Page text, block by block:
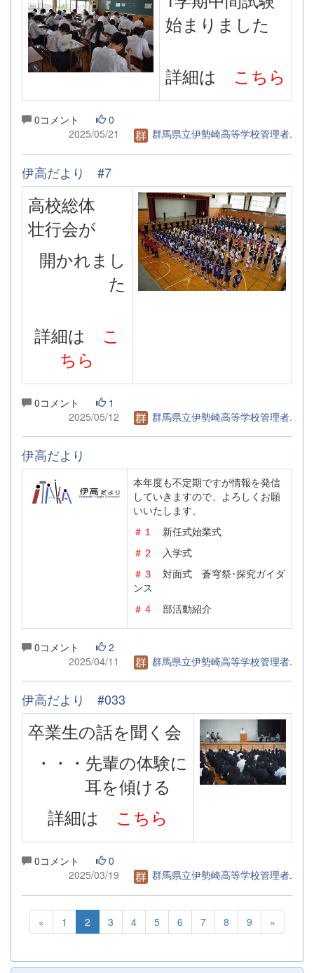
始まりました
詳細は こちら
0コメント
0
2025/05/21
群馬県立伊勢崎高等学校管理者.
伊高だより #7
高校総体
壮行会が
開かれまし
た
詳細は こ
ちら
0コメント
1
2025/05/12
群馬県立伊勢崎高等学校管理者.
伊高だより
本年度も不定期ですが情報を発信
していきますので、よろしくお願
いいたします。
＃１
新任式始業式
＃２
入学式
＃３
対面式 蒼穹祭･探究ガイダ
ンス
＃４
部活動紹介
0コメント
2
2025/04/11
群馬県立伊勢崎高等学校管理者.
伊高だより #033
卒業生の話を聞く会
・・・先輩の体験に
耳を傾ける
詳細は こちら
0コメント
0
2025/03/19
群馬県立伊勢崎高等学校管理者.
« 1 2 3 4 5 6 7 8 9 »